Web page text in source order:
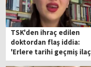
TSK'den ihraç edilen
doktordan flaş iddia:
'Erlere tarihi geçmiş ilaç
vermem isteniyordu'